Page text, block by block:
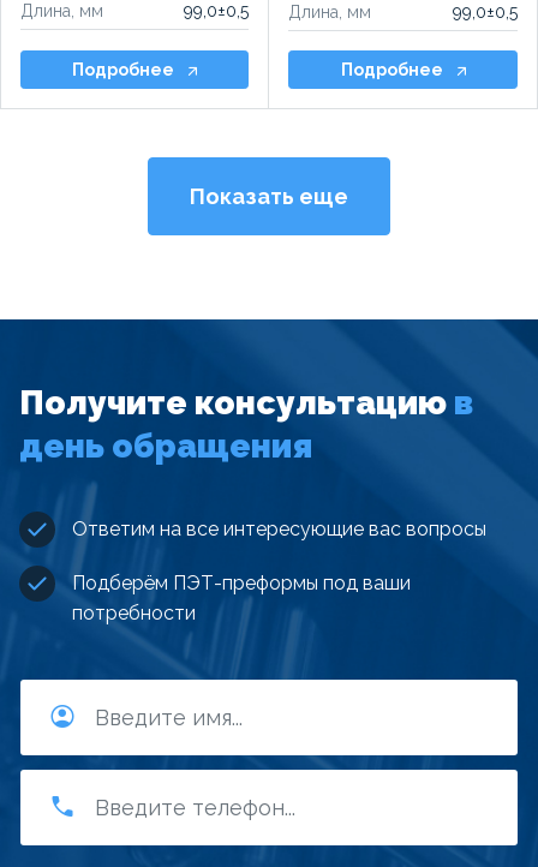
Длина, мм
99,0±0,5
Подробнее
Длина, мм
99,0±0,5
Подробнее
Показать еще
Получите консультацию в
день обращения
Ответим на все интересующие вас вопросы
Подберём ПЭТ-преформы под ваши
потребности